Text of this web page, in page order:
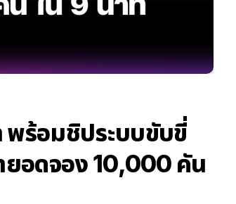
พร้อมชิประบบขับขี่
ยอดจอง 10,000 คัน